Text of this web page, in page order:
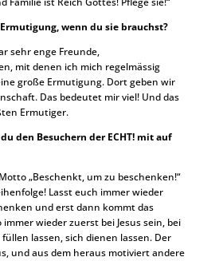
wenn du sie brauchst?
sehr enge Freunde,
mit denen ich mich regelmässig
große Ermutigung. Dort geben wir
Das bedeutet mir viel! Und das
Ermutiger.
den Besuchern der ECHT! mit auf
„Beschenkt, um zu beschenken!“
Lasst euch immer wieder
und erst dann kommt das
wieder zuerst bei Jesus sein, bei
lassen, sich dienen lassen. Der
und aus dem heraus motiviert andere